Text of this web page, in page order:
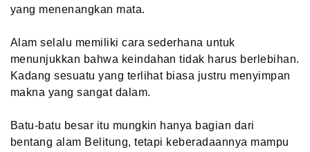
yang menenangkan mata.
Alam selalu memiliki cara sederhana untuk
menunjukkan bahwa keindahan tidak harus berlebihan.
Kadang sesuatu yang terlihat biasa justru menyimpan
makna yang sangat dalam.
Batu-batu besar itu mungkin hanya bagian dari
bentang alam Belitung, tetapi keberadaannya mampu